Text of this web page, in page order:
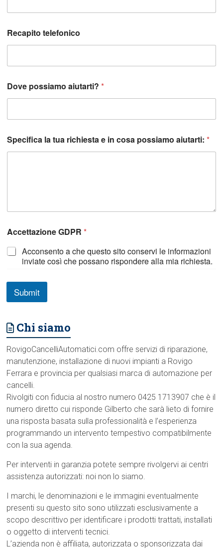
s
a
m
o
o
e
Recapito telefonico
Dove possiamo aiutarti?*
Specifica la tua richiesta e in cosa possiamo aiutarti:*
Accettazione GDPR*
Acconsento a che questo sito conservi le informazioni
inviate così che possano rispondere alla mia richiesta.
Submit
Chi siamo
RovigoCancelliAutomatici.com offre servizi di riparazione,
manutenzione, installazione di nuovi impianti a Rovigo
Ferrara e provincia per qualsiasi marca di automazione per
cancelli.
Rivolgiti con fiducia al nostro numero 0425 1713907 che è il
numero diretto cui risponde Gilberto che sarà lieto di fornire
una risposta basata sulla professionalità e l’esperienza
programmando un intervento tempestivo compatibilmente
con la sua agenda.
Per interventi in garanzia potete sempre rivolgervi ai centri
assistenza autorizzati: noi non lo siamo.
I marchi, le denominazioni e le immagini eventualmente
presenti su questo sito sono utilizzati esclusivamente a
scopo descrittivo per identificare i prodotti trattati, installati
o oggetto di interventi tecnici.
L’azienda non è affiliata, autorizzata o sponsorizzata dai